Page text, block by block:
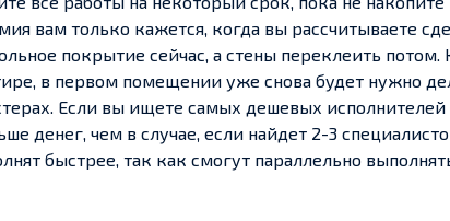
вам только кажется, когда вы рассчитываете
покрытие сейчас, а стены переклеить потом.
в первом помещении уже снова будет нужно
Если вы ищете самых дешевых исполнителей
денег, чем в случае, если найдет 2-3
быстрее, так как смогут параллельно